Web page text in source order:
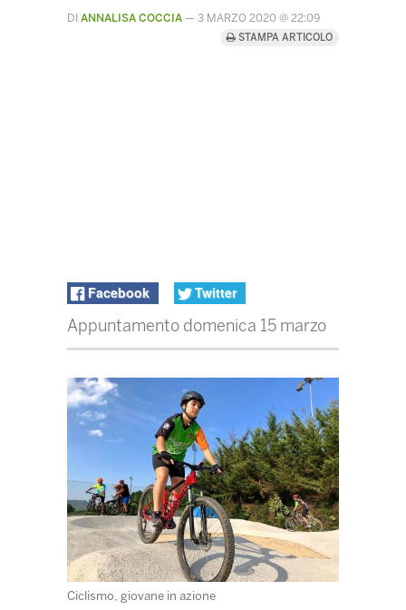
DI ANNALISA COCCIA — 3 MARZO 2020 @ 22:09
STAMPA ARTICOLO
Facebook Twitter
Appuntamento domenica 15 marzo
Ciclismo, giovane in azione